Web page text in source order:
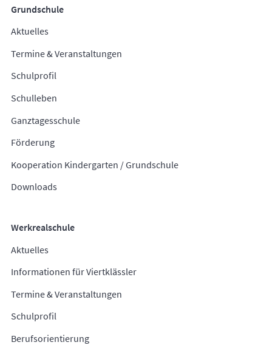
Grundschule
Aktuelles
Termine & Veranstaltungen
Schulprofil
Schulleben
Ganztagesschule
Förderung
Kooperation Kindergarten / Grundschule
Downloads
Werkrealschule
Aktuelles
Informationen für Viertklässler
Termine & Veranstaltungen
Schulprofil
Berufsorientierung